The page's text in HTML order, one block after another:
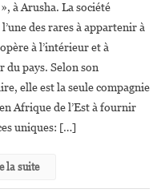
à Arusha. La société
des rares à appartenir à
à l’intérieur et à
du pays. Selon son
elle est la seule compagnie
Afrique de l’Est à fournir
uniques: […]
la suite